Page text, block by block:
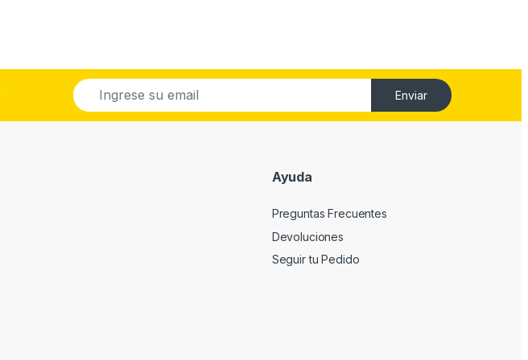
E
m
a
Enviar
Ayuda
Preguntas Frecuentes
Devoluciones
Seguir tu Pedido